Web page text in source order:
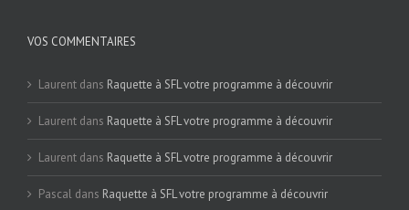
VOS COMMENTAIRES
Laurent dans Raquette à SFL votre programme à découvrir
Laurent dans Raquette à SFL votre programme à découvrir
Laurent dans Raquette à SFL votre programme à découvrir
Pascal dans Raquette à SFL votre programme à découvrir